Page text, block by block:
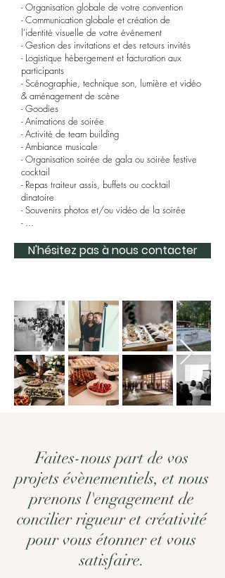
- Organisation globale de votre convention
- Communication globale et création de
l'identité visuelle de votre événement
- Gestion des invitations et des retours invités
- Logistique hébergement et facturation aux
participants
- Scénographie, technique son, lumière et vidéo
& aménagement de scène
- Goodies
- Animations de soirée
- Activité de team building
- Ambiance musicale
- Organisation soirée de gala ou soirée festive
cocktail
- Repas traiteur assis, buffets ou cocktail
dinatoire
- Souvenirs photos et/ou vidéo de la soirée
- ...
N'hésitez pas à nous contacter
Faites-nous part de vos
projets évènementiels, et nous
prenons l'engagement de
concilier rigueur et créativité
pour vous étonner et vous
satisfaire.